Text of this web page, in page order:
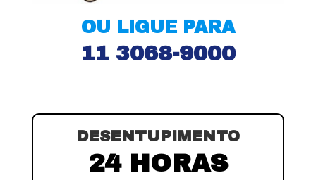
OU LIGUE PARA
11 3068-9000
DESENTUPIMENTO
24 HORAS